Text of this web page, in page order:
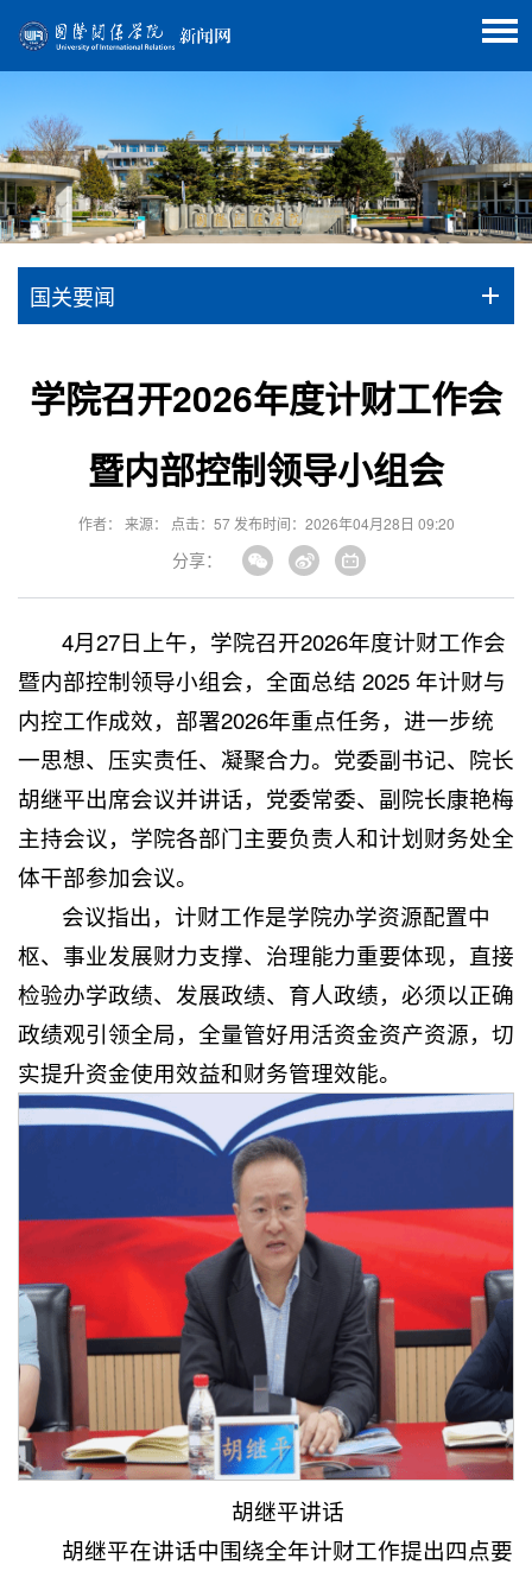
国关要闻
学院召开2026年度计财工作会
暨内部控制领导小组会
作者： 来源： 点击： 57发布时间：2026年04月28日 09:20
分享：
4月27日上午，学院召开2026年度计财工作会
暨内部控制领导小组会，全面总结 2025 年计财与
内控工作成效，部署2026年重点任务，进一步统
一思想、压实责任、凝聚合力。党委副书记、院长
胡继平出席会议并讲话，党委常委、副院长康艳梅
主持会议，学院各部门主要负责人和计划财务处全
体干部参加会议。
会议指出，计财工作是学院办学资源配置中
枢、事业发展财力支撑、治理能力重要体现，直接
检验办学政绩、发展政绩、育人政绩，必须以正确
政绩观引领全局，全量管好用活资金资产资源，切
实提升资金使用效益和财务管理效能。
胡继平讲话
胡继平在讲话中围绕全年计财工作提出四点要